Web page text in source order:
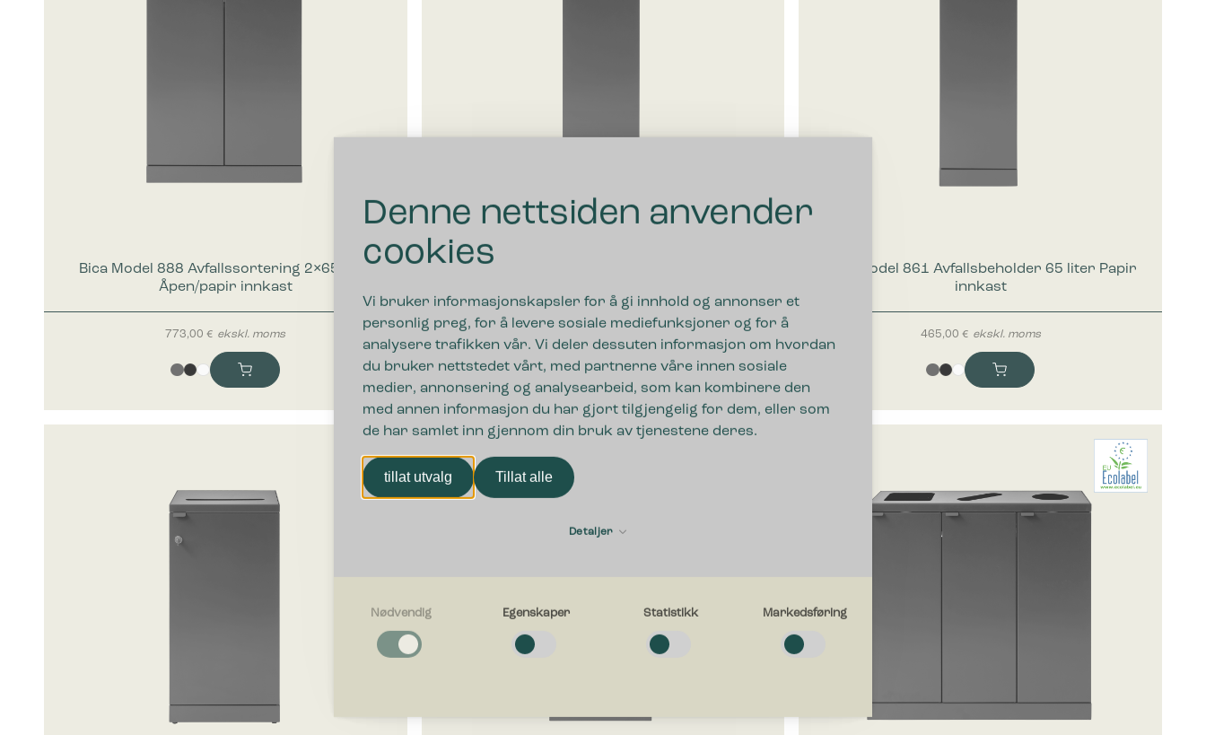
Denne nettsiden anvender
cookies
Vi bruker informasjonskapsler for å gi innhold og annonser et
personlig preg, for å levere sosiale mediefunksjoner og for å
analysere trafikken vår. Vi deler dessuten informasjon om hvordan
du bruker nettstedet vårt, med partnerne våre innen sosiale
medier, annonsering og analysearbeid, som kan kombinere den
med annen informasjon du har gjort tilgjengelig for dem, eller som
de har samlet inn gjennom din bruk av tjenestene deres.
tillat utvalg Tillat alle
Detaljer
Nødvendig
Nødvendige cookies bidra til å gjøre en nettside brukbart ved at grunnleggende funksjoner
Nødvendig Egenskaper Statistikk Markedsføring
Bica Model 888 Avfallssortering 2×65 liter
Åpen/papir innkast
773,00€ ekskl. moms
Bica Model 861 Avfallsbeholder 65 liter Papir
innkast
465,00 € ekskl. moms